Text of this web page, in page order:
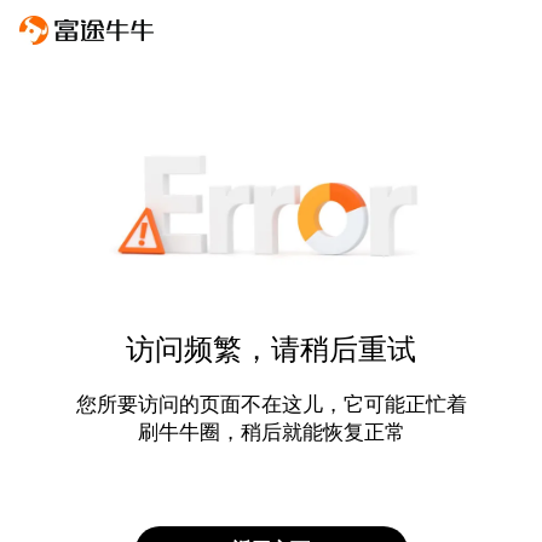
访问频繁，请稍后重试
您所要访问的页面不在这儿，它可能正忙着
刷牛牛圈，稍后就能恢复正常